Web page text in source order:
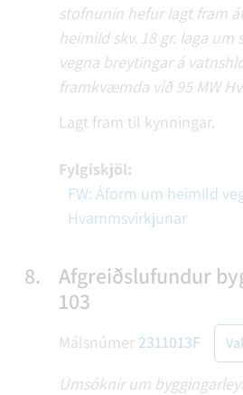
stofnunin hefur lagt fram
heimild skv. 18 gr. laga
vegna breytingar á
framkvæmda við 95 MW
Lagt fram til kynningar.
Fylgiskjöl:
FW: Áform um heimild
Hvammsvirkjunar
8.
Afgreiðslufundur
103
Málsnúmer 2311013F
Umsóknir um